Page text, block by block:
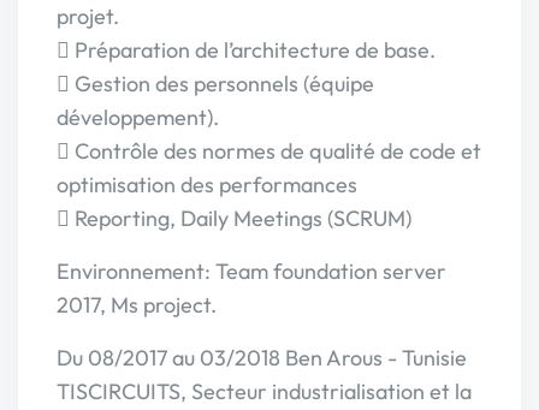
projet.
 Préparation de l’architecture de base.
 Gestion des personnels (équipe
développement).
 Contrôle des normes de qualité de code et
optimisation des performances
 Reporting, Daily Meetings (SCRUM)
Environnement: Team foundation server
2017, Ms project.
Du 08/2017 au 03/2018 Ben Arous - Tunisie
TISCIRCUITS, Secteur industrialisation et la